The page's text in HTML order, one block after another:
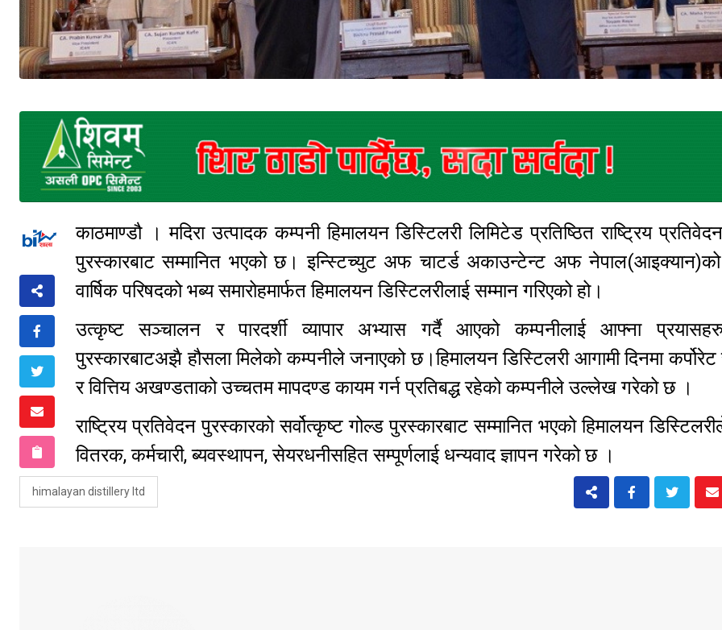
काठमाण्डौ । मदिरा उत्पादक कम्पनी हिमालयन डिस्टिलरी लिमिटेड प्रतिष्ठित राष्ट्रिय
पुरस्कारबाट सम्मानित भएको छ। इन्स्टिच्युट अफ चाटर्ड अकाउन्टेन्ट अफ
वार्षिक परिषदको भब्य समारोहमार्फत हिमालयन डिस्टिलरीलाई सम्मान गरिएको हो।
उत्कृष्ट सञ्चालन र पारदर्शी व्यापार अभ्यास गर्दै आएको कम्पनीलाई आफ्ना
पुरस्कारबाटअझै हौसला मिलेको कम्पनीले जनाएको छ।हिमालयन डिस्टिलरी आगामी दिनमा
र वित्तिय अखण्डताको उच्चतम मापदण्ड कायम गर्न प्रतिबद्ध रहेको कम्पनीले उल्लेख गरेको छ ।
राष्ट्रिय प्रतिवेदन पुरस्कारको सर्वोत्कृष्ट गोल्ड पुरस्कारबाट सम्मानित भएको हिमालयन
वितरक, कर्मचारी, ब्यवस्थापन, सेयरधनीसहित सम्पूर्णलाई धन्यवाद ज्ञापन गरेको छ ।
himalayan distillery ltd